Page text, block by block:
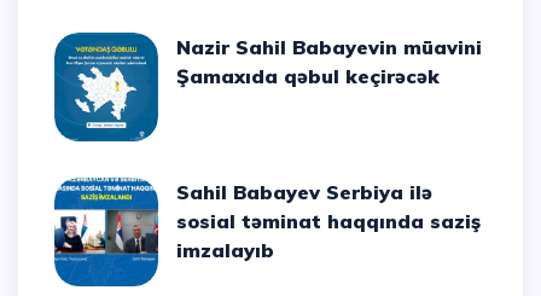
Nazir Sahil Babayevin müavini
Şamaxıda qəbul keçirəcək
Sahil Babayev Serbiya ilə
sosial təminat haqqında saziş
imzalayıb